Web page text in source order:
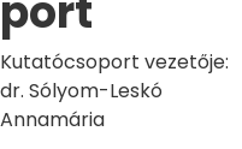
port
Kutatócsoport vezetője:
dr. Sólyom-Leskó
Annamária